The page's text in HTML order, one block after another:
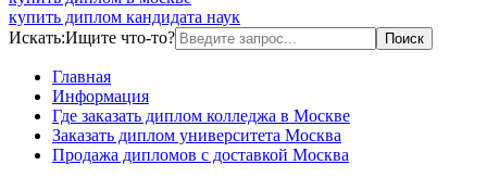
купить диплом кандидата наук
Искать:Ищите что-то?
Главная
Информация
Где заказать диплом колледжа в Москве
Заказать диплом университета Москва
Продажа дипломов с доставкой Москва